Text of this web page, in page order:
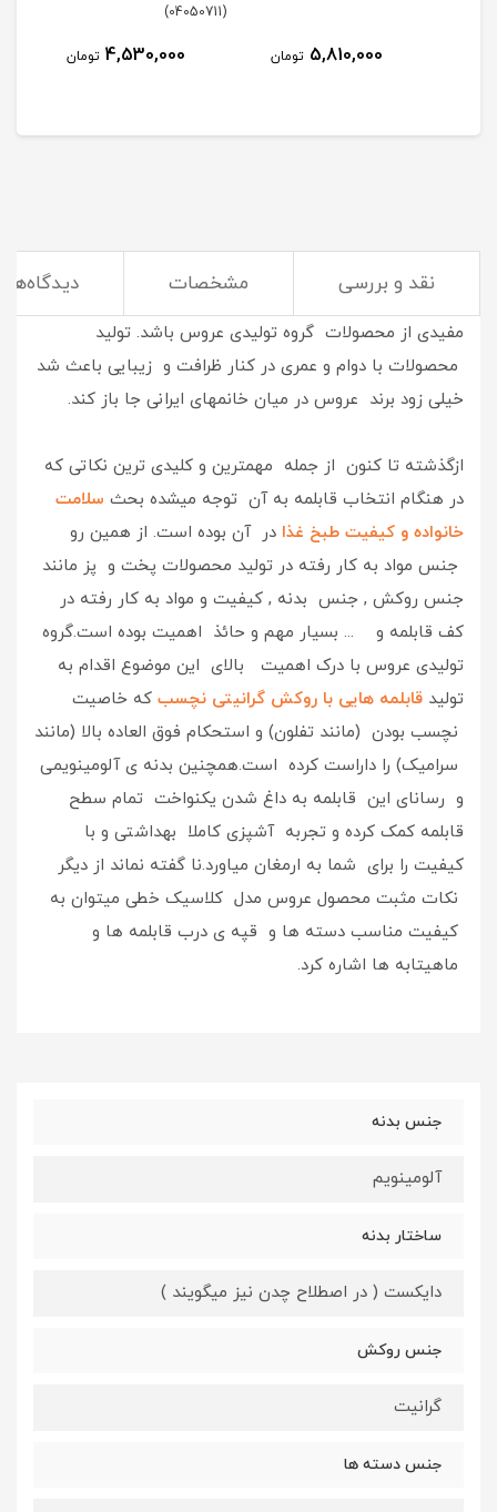
5,810,000 تومان
(04050711)
4,530,000 تومان
نقد و بررسی مشخصات دیدگاه‌ها
خوش نام , با کیفیت و پرطرفدار
میتواند معرفی مختصر و
مفیدی از محصولات گروه تولیدی عروس باشد. تولید
محصولات با دوام و عمری در کنار ظرافت و زیبایی باعث شد
خیلی زود برند عروس در میان خانمهای ایرانی جا باز کند.
ازگذشته تا کنون از جمله مهمترین و کلیدی ترین نکاتی که
در هنگام انتخاب قابلمه به آن توجه میشده بحث سلامت
خانواده و کیفیت طبخ غذا در آن بوده است. از همین رو
جنس مواد به کار رفته در تولید محصولات پخت و پز مانند
جنس روکش , جنس بدنه , کیفیت و مواد به کار رفته در
کف قابلمه و ... بسیار مهم و حائذ اهمیت بوده است.گروه
تولیدی عروس با درک اهمیت بالای این موضوع اقدام به
تولید قابلمه هایی با روکش گرانیتی نچسب که خاصیت
نچسب بودن (مانند تفلون) و استحکام فوق العاده بالا (مانند
سرامیک) را داراست کرده است.همچنین بدنه ی آلومینویمی
و رسانای این قابلمه به داغ شدن یکنواخت تمام سطح
قابلمه کمک کرده و تجربه آشپزی کاملا بهداشتی و با
کیفیت را برای شما به ارمغان میاورد.نا گفته نماند از دیگر
نکات مثبت محصول عروس مدل کلاسیک خطی میتوان به
کیفیت مناسب دسته ها و قپه ی درب قابلمه ها و
ماهیتابه ها اشاره کرد.
جنس بدنه
آلومینویم
ساختار بدنه
دایکست ( در اصطلاح چدن نیز میگویند )
جنس روکش
گرانیت
جنس دسته ها